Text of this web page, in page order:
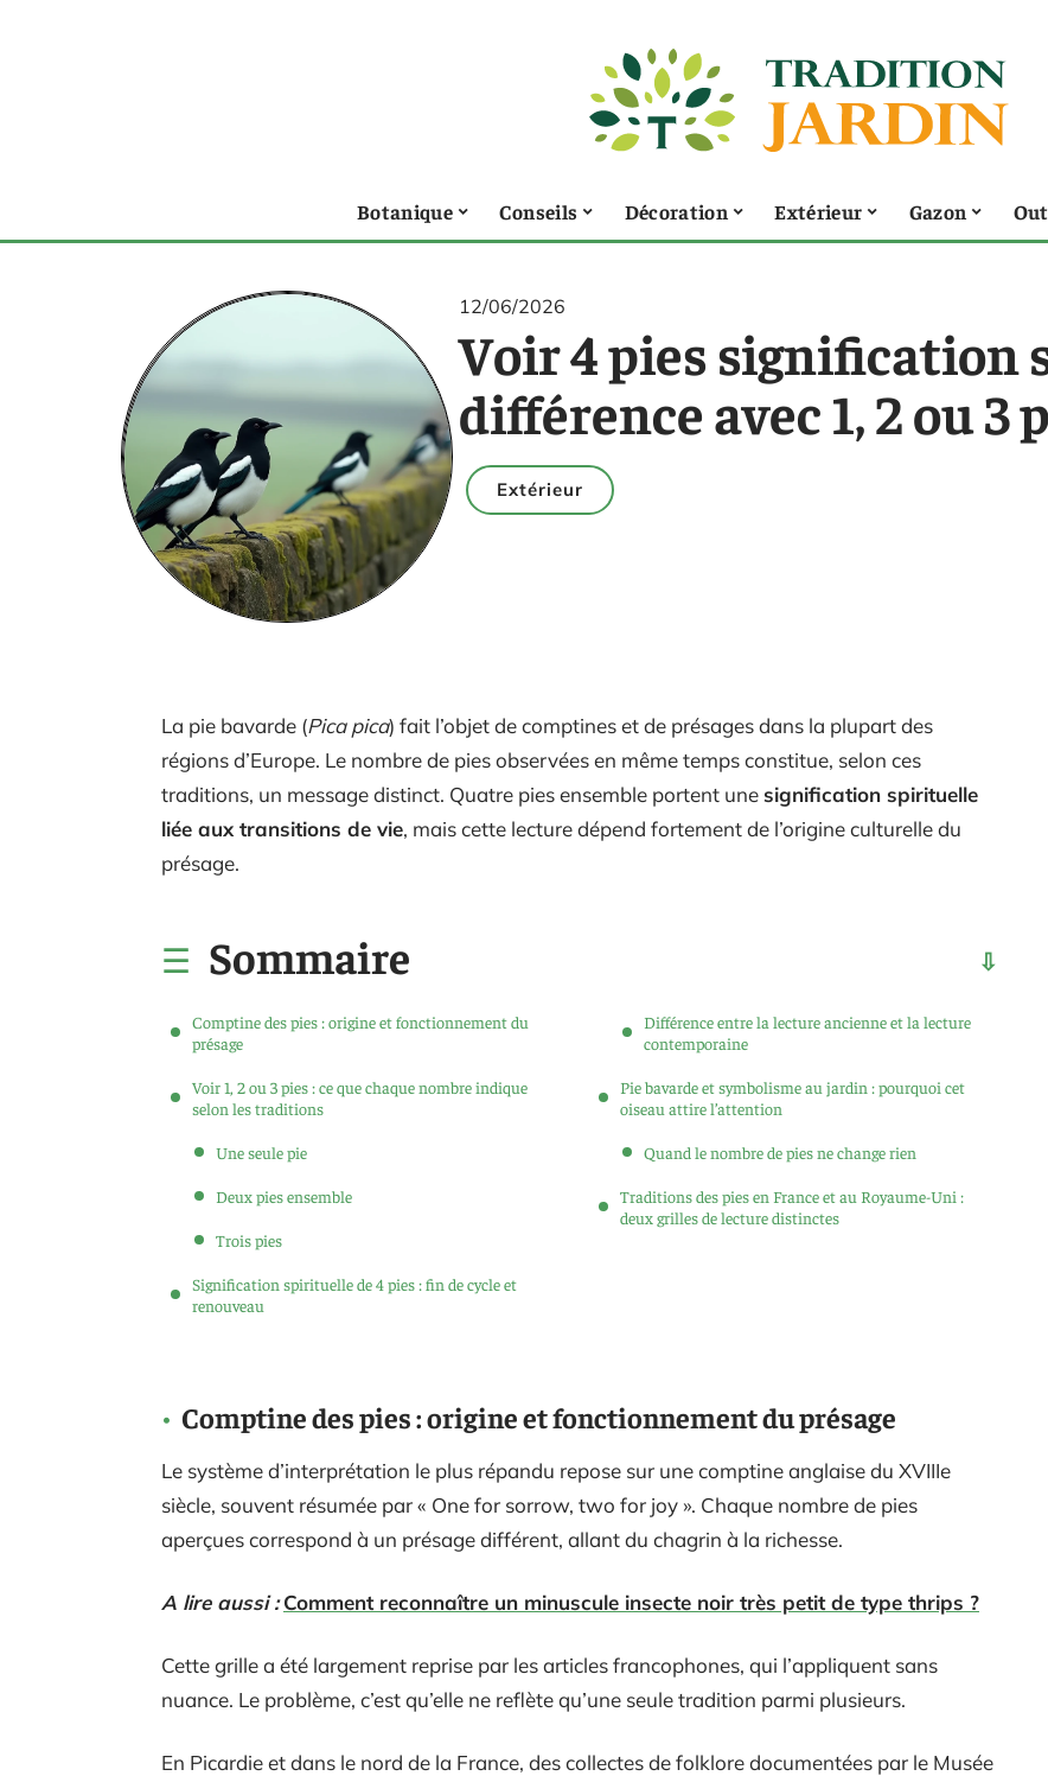
Botanique Conseils Décoration Extérieur Gazon
12/06/2026
Voir 4 pies signification
différence avec 1, 2 ou 3
Extérieur
La pie bavarde (Pica pica) fait l’objet de comptines et de présages dans la plupart des
régions d’Europe. Le nombre de pies observées en même temps constitue, selon ces
traditions, un message distinct. Quatre pies ensemble portent unesignification spirituelle
liée aux transitions de vie, mais cette lecture dépend fortement de l’origine culturelle du
présage.
Sommaire
Comptine des pies : origine et fonctionnement du
présage
Voir 1, 2 ou 3 pies : ce que chaque nombre indique
selon les traditions
Une seule pie
Deux pies ensemble
Trois pies
Signification spirituelle de 4 pies : fin de cycle et
renouveau
Différence entre la lecture ancienne et la lecture
contemporaine
Pie bavarde et symbolisme au jardin : pourquoi cet
oiseau attire l’attention
Quand le nombre de pies ne change rien
Traditions des pies en France et au Royaume-Uni :
deux grilles de lecture distinctes
Comptine des pies : origine et fonctionnement du présage
Le système d’interprétation le plus répandu repose sur une comptine anglaise du XVIIIe
siècle, souvent résumée par « One for sorrow, two for joy ». Chaque nombre de pies
aperçues correspond à un présage différent, allant du chagrin à la richesse.
A lire aussi : Comment reconnaître un minuscule insecte noir très petit de type thrips ?
Cette grille a été largement reprise par les articles francophones, qui l’appliquent sans
nuance. Le problème, c’est qu’elle ne reflète qu’une seule tradition parmi plusieurs.
En Picardie et dans le nord de la France, des collectes de folklore documentées par le Musée